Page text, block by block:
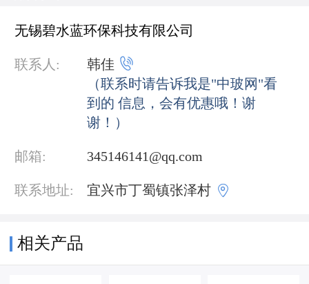
无锡碧水蓝环保科技有限公司
联系人: 韩佳 
（联系时请告诉我是"中玻网"看
到的 信息，会有优惠哦！谢
谢！）
邮箱: 345146141@qq.com
联系地址: 宜兴市丁蜀镇张泽村 
相关产品